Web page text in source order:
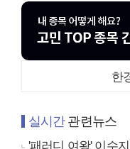
한
실시간관련뉴스
'패러디 여왕' 이수